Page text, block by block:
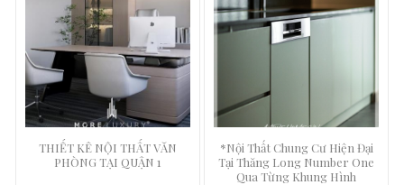
THIẾT KÊ NỘI THẤT VĂN
PHÒNG TẠI QUẬN 1
*Nội Thất Chung Cư Hiện Đại
Tại Thăng Long Number One
Qua Từng Khung Hình